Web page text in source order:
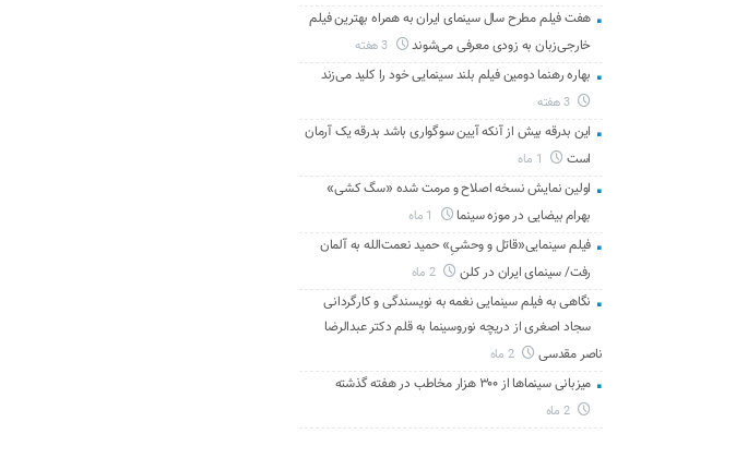
هفت فیلم مطرح سال سینمای ایران به همراه بهترین فیلم
خارجی‌زبان به زودی معرفی می‌شوند
3 هفته
بهاره رهنما دومین فیلم بلند سینمایی خود را کلید می‌زند
3 هفته
این بدرقه بیش از آنکه آیین سوگواری باشد بدرقه یک آرمان
است
اولین نمایش نسخه اصلاح و مرمت شده «سگ کشی»
بهرام بیضایی در موزه سینما
فیلم سینمایی«قاتل و وحشیِ» حمید نعمت‌الله به آلمان
رفت/ سینمای ایران در کلن
2 ماه
نگاهی به فیلم سینمایی نغمه به نویسندگی و کارگردانی
سجاد اصغری از دریچه نوروسینما به قلم دکتر عبدالرضا
ناصر مقدسی
2 ماه
میزبانی سینماها از ۳۰۰ هزار مخاطب در هفته گذشته
2 ماه